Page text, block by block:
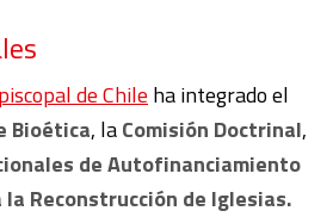
de Chile ha integrado el
Bioética, laComisión Doctrinal,
de Autofinanciamiento
Reconstrucción de Iglesias.